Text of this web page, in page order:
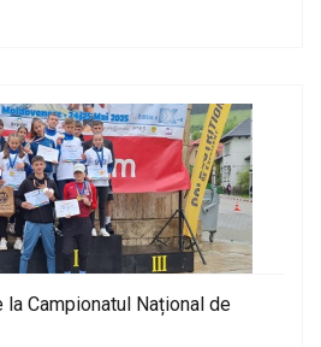
la Campionatul Național de